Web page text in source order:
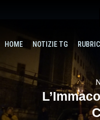
HOME NOTIZIE TG